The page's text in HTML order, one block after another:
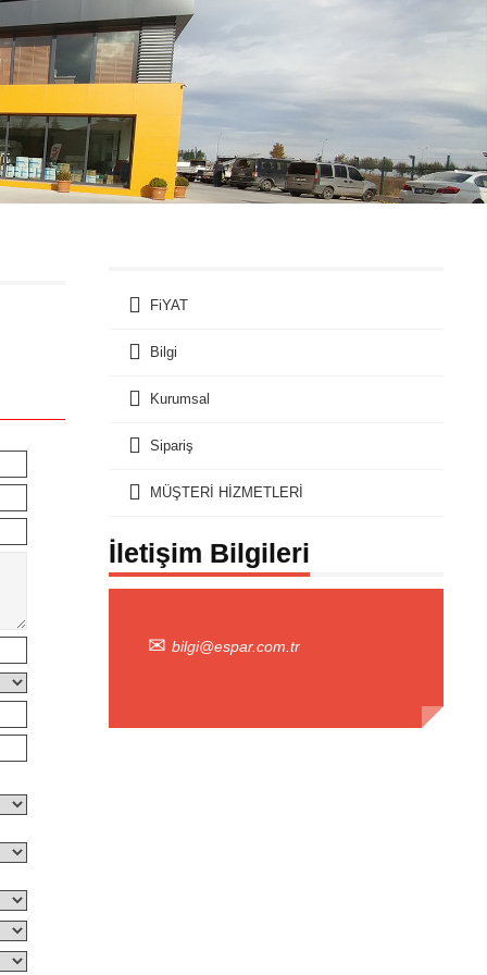
FiYAT
Bilgi
Kurumsal
Sipariş
MÜŞTERİ HİZMETLERİ
İletişim Bilgileri
bilgi@espar.com.tr